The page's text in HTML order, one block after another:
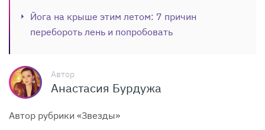
Йога на крыше этим летом: 7 причин
перебороть лень и попробовать
Автор
Анастасия Бурдужа
Автор рубрики «Звезды»